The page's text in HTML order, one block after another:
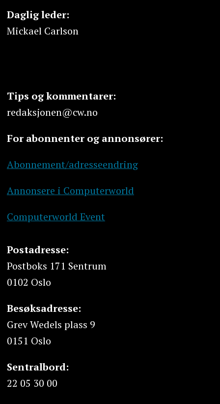
Daglig leder:
Mickael Carlson
Tips og kommentarer:
redaksjonen@cw.no
For abonnenter og annonsører:
Abonnement/adresseendring
Annonsere i Computerworld
Computerworld Event
Postadresse:
Postboks 171 Sentrum
0102 Oslo
Besøksadresse:
Grev Wedels plass 9
0151 Oslo
Sentralbord:
22 05 30 00